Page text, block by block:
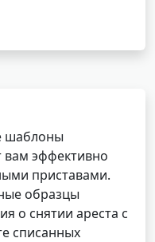
шаблоны
вам эффективно
приставами.
образцы
о снятии ареста с
списанных